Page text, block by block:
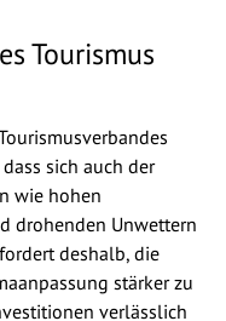
Tourismus
sich auch der
wie hohen
drohenden Unwettern
deshalb, die
stärker zu
verlässlich